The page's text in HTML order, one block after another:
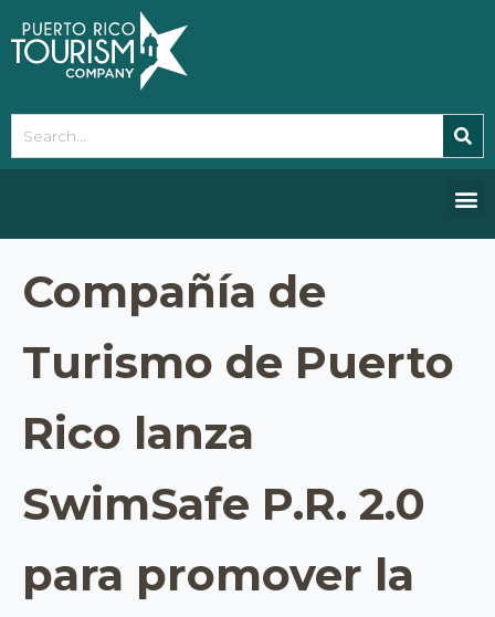
note:
This
website
accessibility
Compañía de
Turismo de Puerto
Rico lanza
SwimSafe P.R. 2.0
para promover la